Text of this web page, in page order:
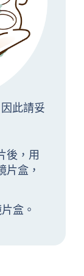
此請妥
後，用
片盒，
盒。